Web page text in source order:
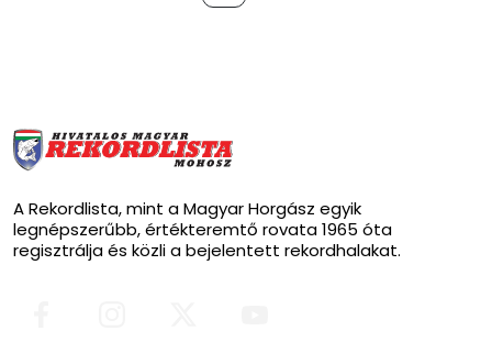
A Rekordlista, mint a Magyar Horgász egyik
legnépszerűbb, értékteremtő rovata 1965 óta
regisztrálja és közli a bejelentett rekordhalakat.